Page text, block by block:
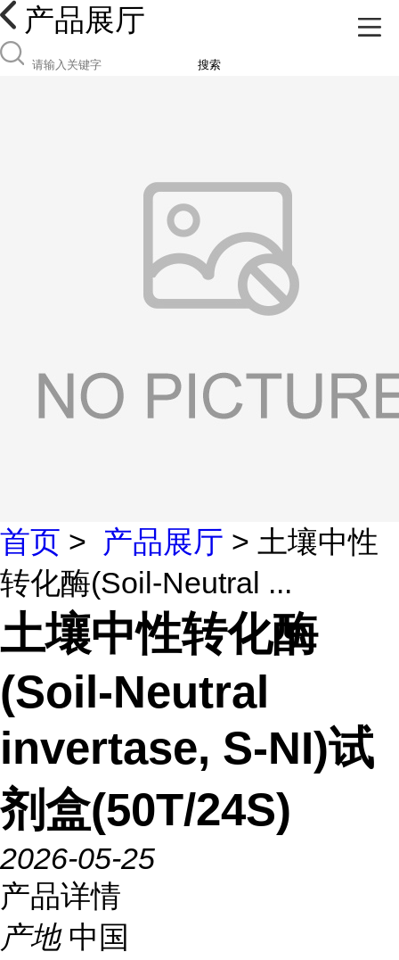
产品展厅
搜索
首页 > 产品展厅 > 土壤中性
转化酶(Soil-Neutral ...
土壤中性转化酶
(Soil-Neutral
invertase, S-NI)试
剂盒(50T/24S)
2026-05-25
产品详情
产地 中国